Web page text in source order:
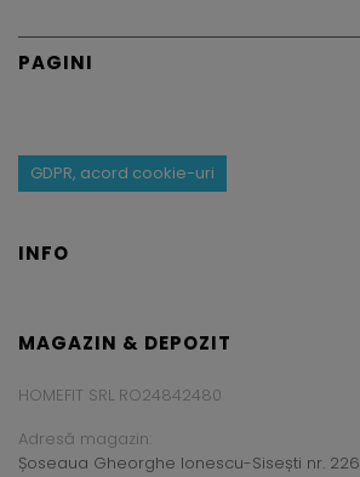
PAGINI
GDPR, acord cookie-uri
INFO
MAGAZIN & DEPOZIT
HOMEFIT SRL RO24842480
Adresă magazin:
Șoseaua Gheorghe Ionescu-Sisești nr. 226